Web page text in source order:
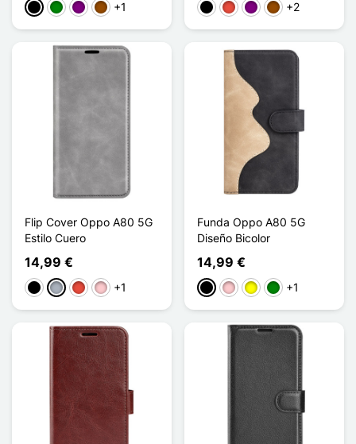
NegroVerdePúrpuraMarrón
+1 NegroRojoPúrpuraMarrón
+2
Flip Cover Oppo A80 5G
Estilo Cuero
14,99 €
Negro
Gris RojoRosa+1
Funda Oppo A80 5G
Diseño Bicolor
14,99 €
NegroRosaAmarilloVerde
+1